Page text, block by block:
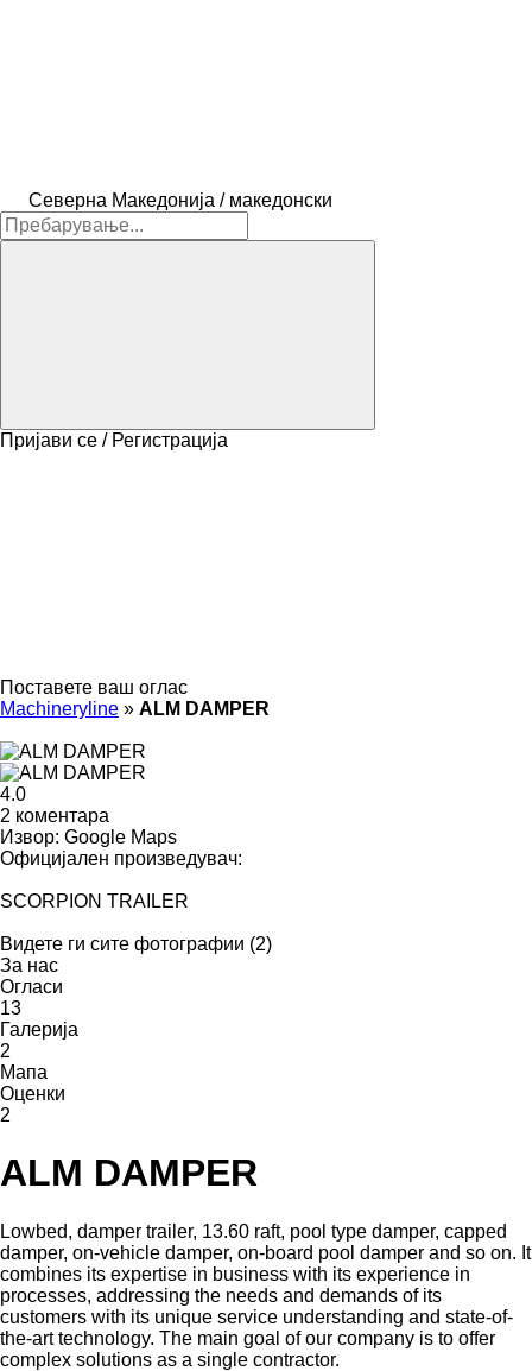
Северна Македонија / македонски
Пријави се / Регистрација
Поставете ваш оглас
Machineryline » ALM DAMPER
4.0
2 коментара
Извор: Google Maps
Официјален произведувач:
SCORPION TRAILER
Видете ги сите фотографии (2)
За нас
Огласи
13
Галерија
2
Мапа
Оценки
2
ALM DAMPER
Lowbed, damper trailer, 13.60 raft, pool type damper, capped
damper, on-vehicle damper, on-board pool damper and so on. It
combines its expertise in business with its experience in
processes, addressing the needs and demands of its
customers with its unique service understanding and state-of-
the-art technology. The main goal of our company is to offer
complex solutions as a single contractor.